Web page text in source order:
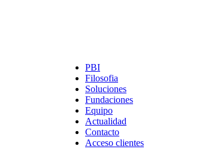
PBI
Filosofia
Soluciones
Fundaciones
Equipo
Actualidad
Contacto
Acceso clientes